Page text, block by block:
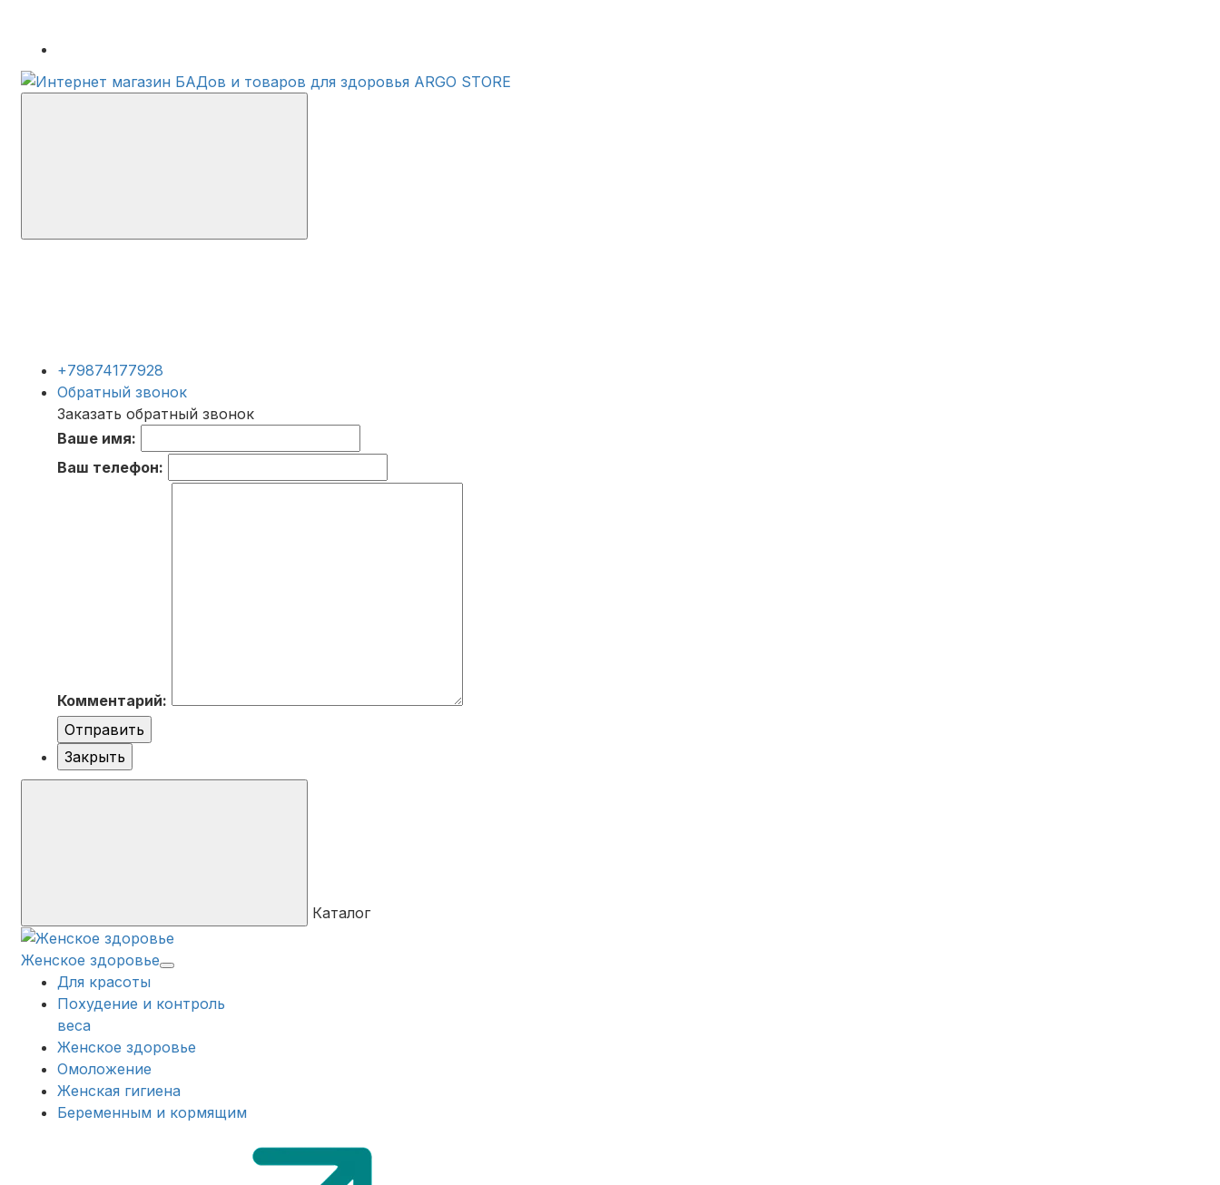
+79874177928
Обратный звонок
Заказать обратный звонок
Ваше имя:
Ваш телефон:
Комментарий:
Отправить
Закрыть
Каталог
Женское здоровье
Для красоты
Похудение и контроль
веса
Женское здоровье
Омоложение
Женская гигиена
Беременным и кормящим